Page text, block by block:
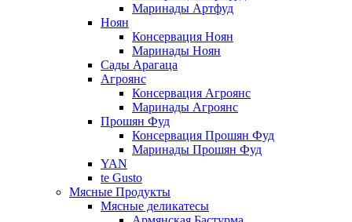
Маринады Артфуд
Ноян
Консервация Ноян
Маринады Ноян
Сады Арагаца
Агроянс
Консервация Агроянс
Маринады Агроянс
Прошян Фуд
Консервация Прошян Фуд
Маринады Прошян Фуд
YAN
te Gusto
Мясные Продукты
Мясные деликатесы